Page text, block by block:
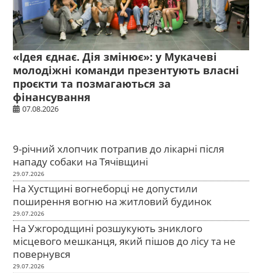
«Ідея єднає. Дія змінює»: у Мукачеві
молодіжні команди презентують власні
проєкти та позмагаються за
фінансування
07.08.2026
9-річний хлопчик потрапив до лікарні після
нападу собаки на Тячівщині
29.07.2026
На Хустщині вогнеборці не допустили
поширення вогню на житловий будинок
29.07.2026
На Ужгородщині розшукують зниклого
місцевого мешканця, який пішов до лісу та не
повернувся
29.07.2026